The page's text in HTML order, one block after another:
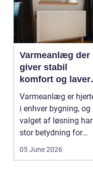
Varmeanlæg der
giver stabil
komfort og
energiregning
Varmeanlæg er
i enhver bygning, og
valget af løsning har
stor betydning for
b&a...
05 June 2026